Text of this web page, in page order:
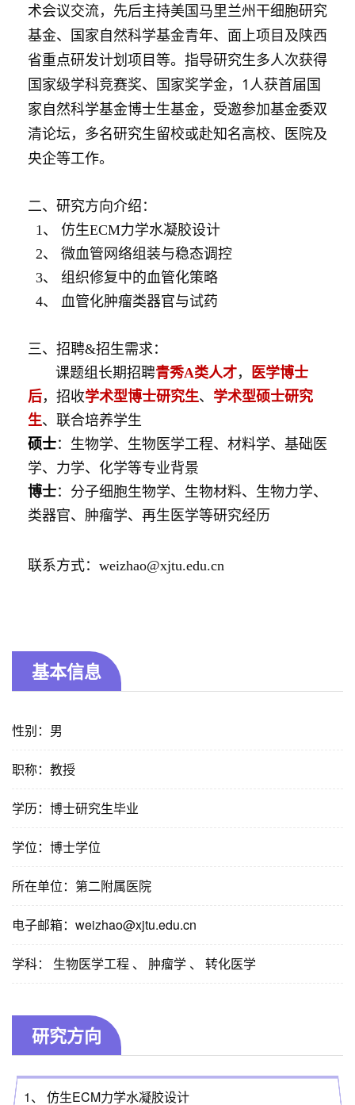
术会议交流，先后主持美国马里兰州干细胞研究
基金、国家自然科学基金青年、面上项目及陕西
省重点研发计划项目等。指导研究生多人次获得
国家级学科竞赛奖、国家奖学金，1人获首届国
家自然科学基金博士生基金，受邀参加基金委双
清论坛，多名研究生留校或赴知名高校、医院及
央企等工作。
二、研究方向介绍：
1、 仿生ECM力学水凝胶设计
2、 微血管网络组装与稳态调控
3、 组织修复中的血管化策略
4、 血管化肿瘤类器官与试药
三、招聘&招生需求：
课题组长期招聘青秀A类人才，
医学博士
后，招收学术型博士研究生、 学术型硕士研究
生、联合培养学生
硕士：生物学、生物医学工程、材料学、基础医
学、力学、化学等专业背景
博士：分子细胞生物学、生物材料、生物力学、
类器官、肿瘤学、再生医学等研究经历
联系方式：weizhao@xjtu.edu.cn
基本信息
性别：男
职称：教授
学历：博士研究生毕业
学位：博士学位
所在单位：第二附属医院
电子邮箱： weizhao@xjtu.edu.cn
学科： 生物医学工程 、 肿瘤学 、 转化医学
研究方向
1、 仿生ECM力学水凝胶设计